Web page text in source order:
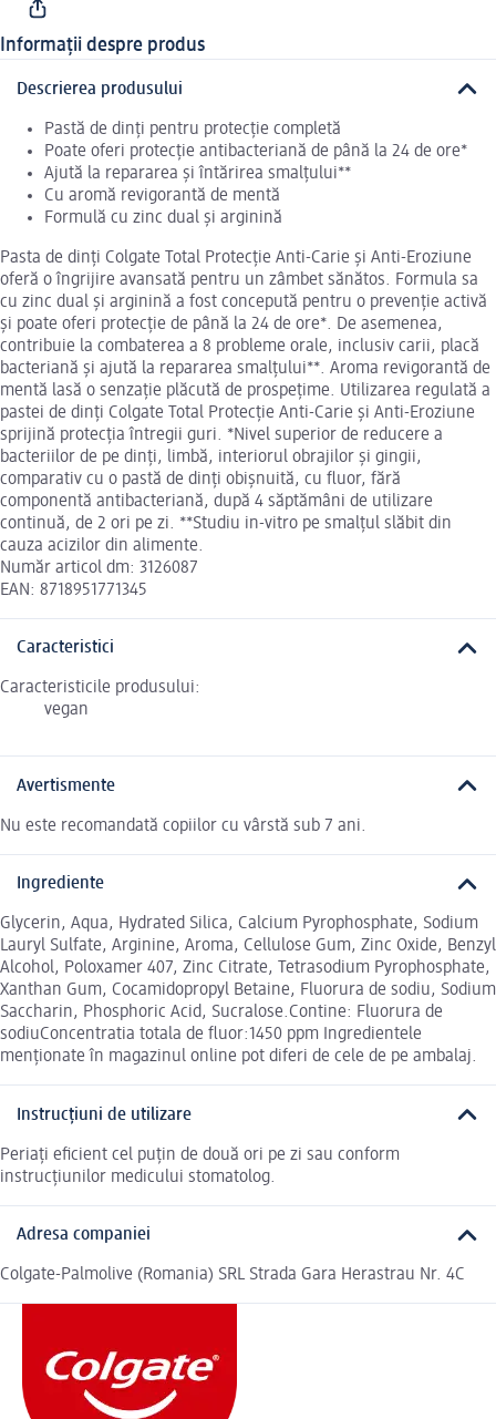
Informații despre produs
Descrierea produsului
Pastă de dinți pentru protecție completă
Poate oferi protecție antibacteriană de până la 24 de ore*
Ajută la repararea și întărirea smalțului**
Cu aromă revigorantă de mentă
Formulă cu zinc dual și arginină
Pasta de dinți Colgate Total Protecție Anti-Carie și Anti-Eroziune
oferă o îngrijire avansată pentru un zâmbet sănătos. Formula sa
cu zinc dual și arginină a fost concepută pentru o prevenție activă
și poate oferi protecție de până la 24 de ore*. De asemenea,
contribuie la combaterea a 8 probleme orale, inclusiv carii, placă
bacteriană și ajută la repararea smalțului**. Aroma revigorantă de
mentă lasă o senzație plăcută de prospețime. Utilizarea regulată a
pastei de dinți Colgate Total Protecție Anti-Carie și Anti-Eroziune
sprijină protecția întregii guri. *Nivel superior de reducere a
bacteriilor de pe dinți, limbă, interiorul obrajilor și gingii,
comparativ cu o pastă de dinți obișnuită, cu fluor, fără
componentă antibacteriană, după 4 săptămâni de utilizare
continuă, de 2 ori pe zi. **Studiu in-vitro pe smalțul slăbit din
cauza acizilor din alimente.
Număr articol dm: 3126087
EAN: 8718951771345
Caracteristici
Caracteristicile produsului:
vegan
Avertismente
Nu este recomandată copiilor cu vârstă sub 7 ani.
Ingrediente
Glycerin, Aqua, Hydrated Silica, Calcium Pyrophosphate, Sodium
Lauryl Sulfate, Arginine, Aroma, Cellulose Gum, Zinc Oxide, Benzyl
Alcohol, Poloxamer 407, Zinc Citrate, Tetrasodium Pyrophosphate,
Xanthan Gum, Cocamidopropyl Betaine, Fluorura de sodiu, Sodium
Saccharin, Phosphoric Acid, Sucralose.Contine: Fluorura de
sodiuConcentratia totala de fluor:1450 ppm Ingredientele
menționate în magazinul online pot diferi de cele de pe ambalaj.
Instrucțiuni de utilizare
Periați eficient cel puțin de două ori pe zi sau conform
instrucțiunilor medicului stomatolog.
Adresa companiei
Colgate-Palmolive (Romania) SRL Strada Gara Herastrau Nr. 4C